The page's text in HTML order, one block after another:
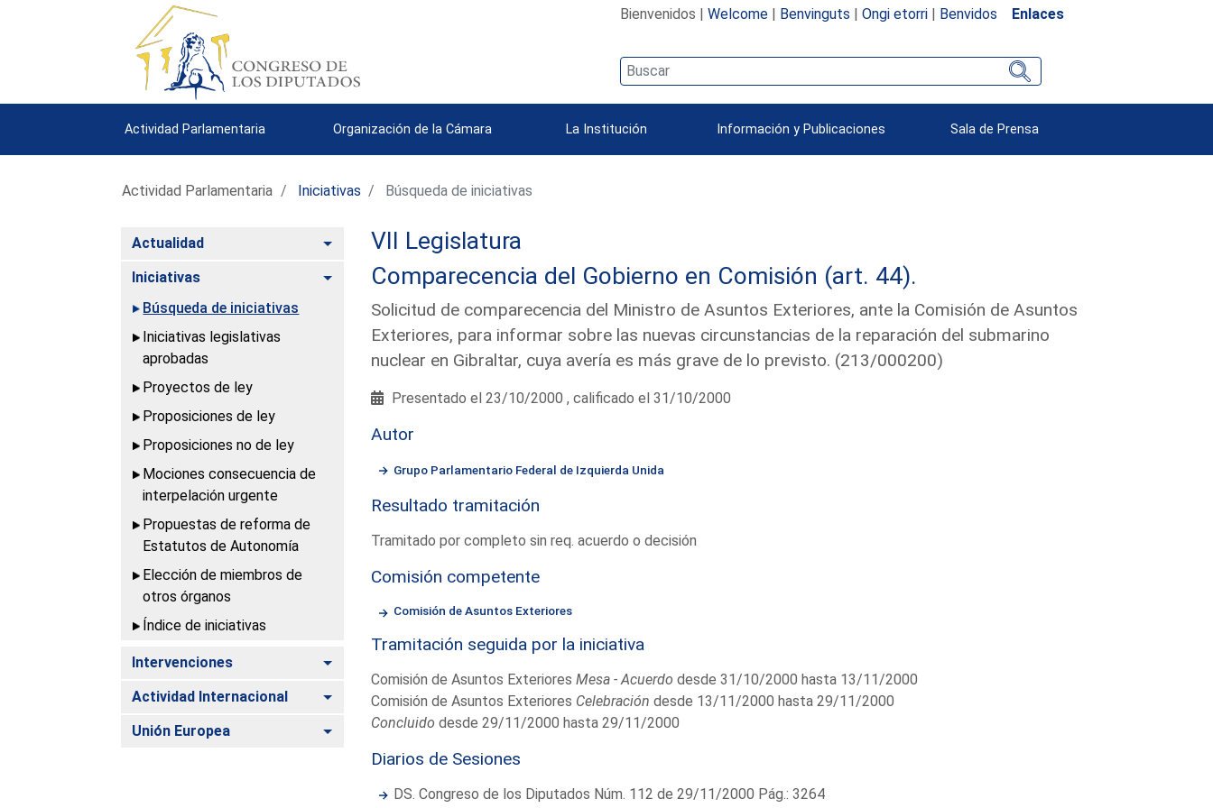
Bienvenidos | Welcome| Benvinguts | Ongi etorri| Benvidos Enlaces
Actividad Parlamentaria Organización de la Cámara La Institución Información y Publicaciones Sala de Prensa
Actividad Parlamentaria Iniciativas Búsqueda de iniciativas
Actualidad Alternar
Iniciativas
Alternar
Búsqueda de iniciativas
Iniciativas legislativas
aprobadas
Proyectos de ley
Proposiciones de ley
Proposiciones no de ley
Mociones consecuencia de
interpelación urgente
Propuestas de reforma de
Estatutos de Autonomía
Elección de miembros de
otros órganos
Índice de iniciativas
Intervenciones Alternar
Actividad Internacional Alternar
Unión Europea Alternar
VII Legislatura
Comparecencia del Gobierno en Comisión (art. 44).
Solicitud de comparecencia del Ministro de Asuntos Exteriores, ante la Comisión de Asuntos
Exteriores, para informar sobre las nuevas circunstancias de la reparación del submarino
nuclear en Gibraltar, cuya avería es más grave de lo previsto. (213/000200)
Presentado el 23/10/2000 , calificado el 31/10/2000
Autor
Grupo Parlamentario Federal de Izquierda Unida
Resultado tramitación
Tramitado por completo sin req. acuerdo o decisión
Comisión competente
Comisión de Asuntos Exteriores
Tramitación seguida por la iniciativa
Comisión de Asuntos Exteriores Mesa - Acuerdo desde 31/10/2000 hasta 13/11/2000
Comisión de Asuntos Exteriores Celebración desde 13/11/2000 hasta 29/11/2000
Concluido desde 29/11/2000 hasta 29/11/2000
Diarios de Sesiones
DS. Congreso de los Diputados Núm. 112 de 29/11/2000 Pág.: 3264